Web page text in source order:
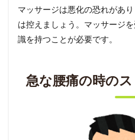
マッサージは悪化の恐れがあ
は控えましょう。マッサージ
識を持つことが必要です。
急な腰痛の時の